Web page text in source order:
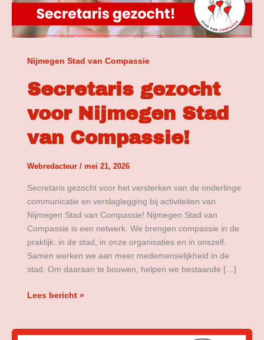
Nijmegen Stad van Compassie
Secretaris gezocht
voor Nijmegen Stad
van Compassie!
Webredacteur / mei 21, 2026
Secretaris gezocht voor het versterken van de onderlinge
communicatie en verslaglegging bij activiteiten van
Nijmegen Stad van Compassie! Nijmegen Stad van
Compassie is een netwerk. We brengen compassie in de
praktijk: in de stad, in onze organisaties en in onszelf.
Samen werken we aan meer medemenselijkheid in de
stad. Om daaraan te bouwen, helpen we bestaande […]
Lees bericht »
Bijeenkomst